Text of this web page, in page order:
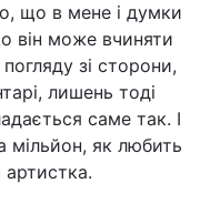
що в мене і думки
він може вчиняти
зі сторони,
лишень тоді
саме так. І
мільйон, як любить